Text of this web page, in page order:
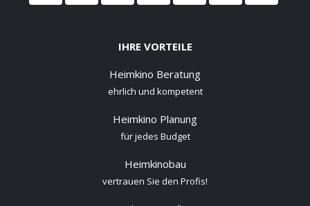
IHRE VORTEILE
Heimkino Beratung
ehrlich und kompetent
Heimkino Planung
für jedes Budget
Heimkinobau
vertrauen Sie den Profis!